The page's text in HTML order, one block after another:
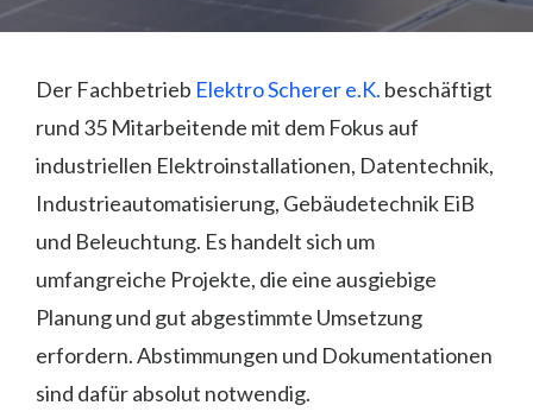
Der Fachbetrieb Elektro Scherer e.K. beschäftigt
rund 35 Mitarbeitende mit dem Fokus auf
industriellen Elektroinstallationen, Datentechnik,
Industrieautomatisierung, Gebäudetechnik EiB
und Beleuchtung. Es handelt sich um
umfangreiche Projekte, die eine ausgiebige
Planung und gut abgestimmte Umsetzung
erfordern. Abstimmungen und Dokumentationen
sind dafür absolut notwendig.